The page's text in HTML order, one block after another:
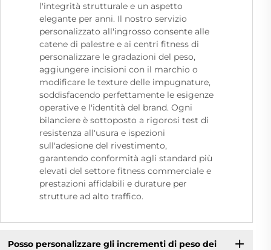
l'integrità strutturale e un aspetto
elegante per anni. Il nostro servizio
personalizzato all'ingrosso consente alle
catene di palestre e ai centri fitness di
personalizzare le gradazioni del peso,
aggiungere incisioni con il marchio o
modificare le texture delle impugnature,
soddisfacendo perfettamente le esigenze
operative e l'identità del brand. Ogni
bilanciere è sottoposto a rigorosi test di
resistenza all'usura e ispezioni
sull'adesione del rivestimento,
garantendo conformità agli standard più
elevati del settore fitness commerciale e
prestazioni affidabili e durature per
strutture ad alto traffico.
Posso personalizzare gli incrementi di peso dei